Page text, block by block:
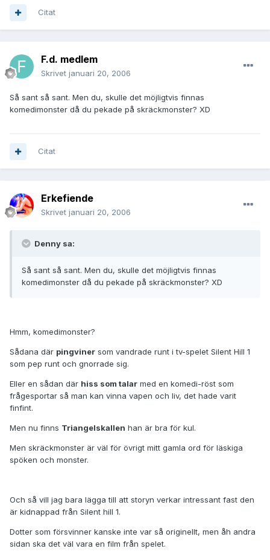
Citat
F.d. medlem
Skrivet januari 20, 2006
Så sant så sant. Men du, skulle det möjligtvis finnas
komedimonster då du pekade på skräckmonster? XD
Citat
Erkefiende
Skrivet januari 20, 2006
Denny sa:
Så sant så sant. Men du, skulle det möjligtvis finnas
komedimonster då du pekade på skräckmonster? XD
Hmm, komedimonster?
Sådana där pingviner som vandrade runt i tv-spelet Silent Hill 1
som pep runt och gnorrade sig.
Eller en sådan där hiss som talar med en komedi-röst som
frågesportar så man kan vinna vapen och liv, det hade varit
finfint.
Men nu finns Triangelskallen han är bra för kul.
Men skräckmonster är väl för övrigt mitt gamla ord för läskiga
spöken och monster.
Och så vill jag bara lägga till att storyn verkar intressant fast den
är kidnappad från Silent hill 1.
Dotter som försvinner kanske inte var så originellt, men åh andra
sidan ska det väl vara en film från spelet.